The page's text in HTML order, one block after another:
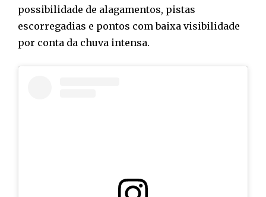
possibilidade de alagamentos, pistas
escorregadias e pontos com baixa visibilidade
por conta da chuva intensa.